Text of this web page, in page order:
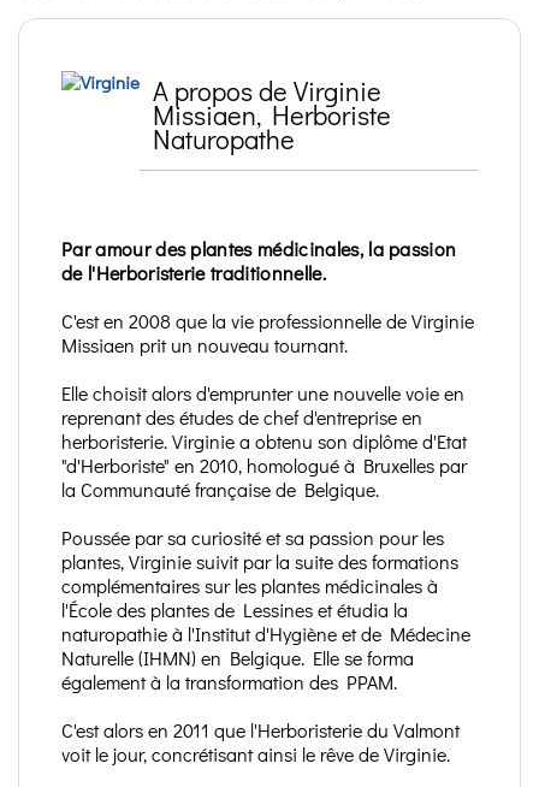
A propos de Virginie
Missiaen, Herboriste
Naturopathe
Par amour des plantes médicinales, la passion
de l'Herboristerie traditionnelle.
C'est en 2008 que la vie professionnelle de Virginie
Missiaen prit un nouveau tournant.
Elle choisit alors d'emprunter une nouvelle voie en
reprenant des études de chef d'entreprise en
herboristerie. Virginie a obtenu son diplôme d'Etat
"d'Herboriste" en 2010, homologué à Bruxelles par
la Communauté française de Belgique.
Poussée par sa curiosité et sa passion pour les
plantes, Virginie suivit par la suite des formations
complémentaires sur les plantes médicinales à
l'École des plantes de Lessines et étudia la
naturopathie à l'Institut d'Hygiène et de Médecine
Naturelle (IHMN) en Belgique. Elle se forma
également à la transformation des PPAM.
C'est alors en 2011 que l'Herboristerie du Valmont
voit le jour, concrétisant ainsi le rêve de Virginie.